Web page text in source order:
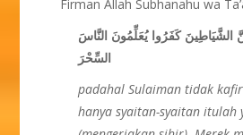
Firman Allah Subhanahu wa
الشَّيَاطِينَ كَفَرُوا يُعَلِّمُونَ النَّاسَ
السِّحْرَ
padahal Sulaiman tidak
hanya syaitan-syaitan itulah